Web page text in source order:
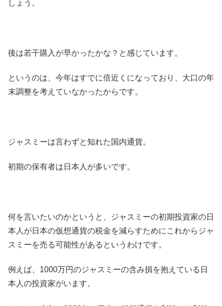
しょう。
後は若干購入が早かったかな？と感じています。
というのは、今年はすでに倍近くになっており、大口の年
末調整を考えていなかったからです。
ジャスミーは言わずと知れた国内通貨。
初期の保有者は日本人が多いです。
何を言いたいのかというと、ジャスミーの初期投資家の日
本人が日本の仮想通貨の税金を減らすためにこれからジャ
スミーを売る可能性があるというわけです。
例えば、1000万円のジャスミーの含み損を抱えている日
本人の投資家がいます。